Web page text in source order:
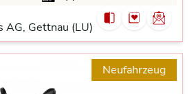
AG, Gettnau (LU)
Neufahrzeug